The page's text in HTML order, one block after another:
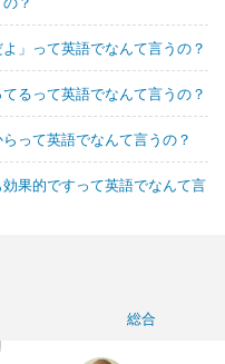
」って英語でなんて言うの？
るって英語でなんて言うの？
って英語でなんて言うの？
果的ですって英語でなんて言
総合